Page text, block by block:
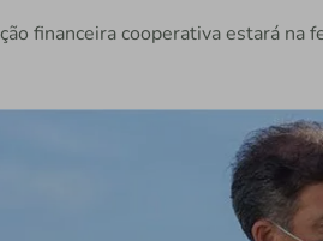
financeira cooperativa estará na